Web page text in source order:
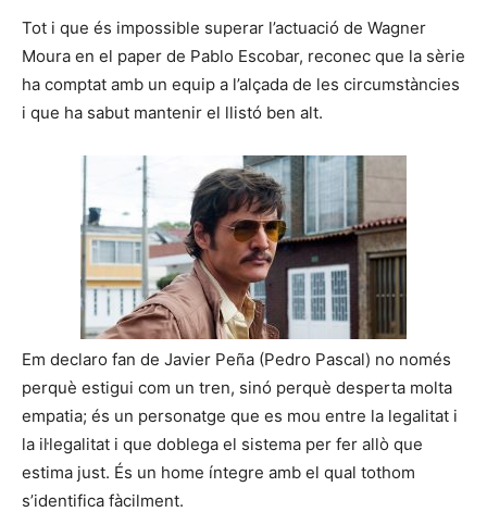
Tot i que és impossible superar l’actuació de Wagner
Moura en el paper de Pablo Escobar, reconec que la sèrie
ha comptat amb un equip a l’alçada de les circumstàncies
i que ha sabut mantenir el llistó ben alt.
Em declaro fan de Javier Peña (Pedro Pascal) no només
perquè estigui com un tren, sinó perquè desperta molta
empatia; és un personatge que es mou entre la legalitat i
la il·legalitat i que doblega el sistema per fer allò que
estima just. És un home íntegre amb el qual tothom
s’identifica fàcilment.